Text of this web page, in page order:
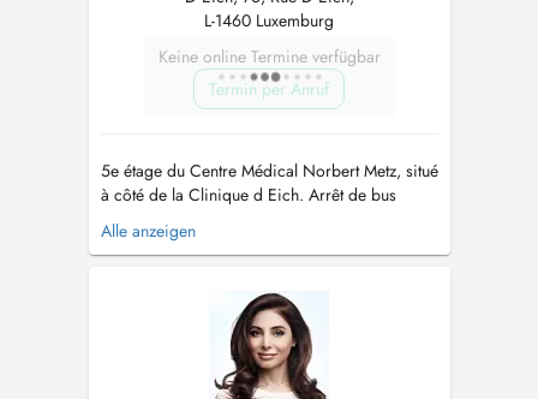
L-1460 Luxemburg
Keine online Termine verfügbar
Termin per Anruf
5e étage du Centre Médical Norbert Metz, situé
à côté de la Clinique d Eich. Arrêt de bus
Clinique dEich (lignes 10 et 11), gare de
Dommeldange (ligne Luxembourg-Diekirch),
(paiement en espèces). Règlement: espèces ou
carte bancaire exclusivement Dr Dupin n...
Alle anzeigen